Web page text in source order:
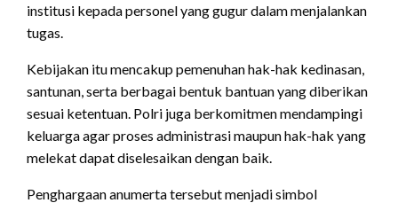
institusi kepada personel yang gugur dalam menjalankan
tugas.
Kebijakan itu mencakup pemenuhan hak-hak kedinasan,
santunan, serta berbagai bentuk bantuan yang diberikan
sesuai ketentuan. Polri juga berkomitmen mendampingi
keluarga agar proses administrasi maupun hak-hak yang
melekat dapat diselesaikan dengan baik.
Penghargaan anumerta tersebut menjadi simbol